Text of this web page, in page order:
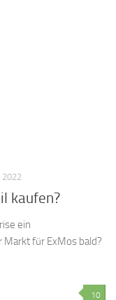
2022
kaufen?
ein
für ExMos bald?
10